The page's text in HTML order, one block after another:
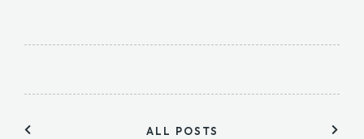
ALL POSTS